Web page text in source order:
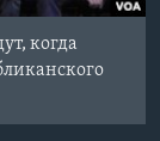
когда